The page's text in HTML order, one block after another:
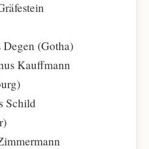
(Gotha)
Kauffmann
Schild